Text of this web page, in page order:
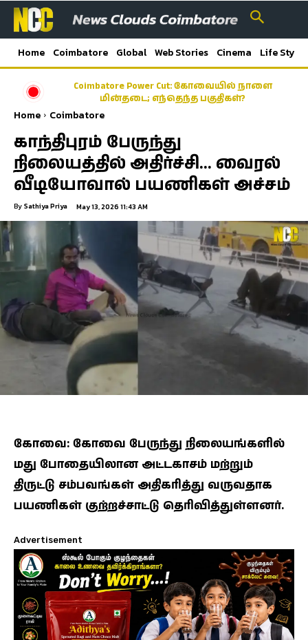
Home Coimbatore Global Web Stories Cinema Life Style
Coimbatore Power Cut: கோவையில் நாளை
மின்தடை; எந்தெந்த பகுதிகள்?
Home Coimbatore
காந்திபுரம் பேருந்து
நிலையத்தில் அதிர்ச்சி… வைரல்
வீடியோவால் பயணிகள் அச்சம்
By Sathiya Priya May 13, 2026 11:43 AM
கோவை: கோவை பேருந்து நிலையங்களில்
மது போதையிலான அட்டகாசம் மற்றும்
திருட்டு சம்பவங்கள் அதிகரித்து வருவதாக
பயணிகள் குற்றச்சாட்டு தெரிவித்துள்ளனர்.
Advertisement